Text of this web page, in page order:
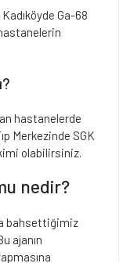
Ga-68
hastanelerde
Merkezinde SGK
olabilirsiniz.
nedir?
bahsettiğimiz
ajanın